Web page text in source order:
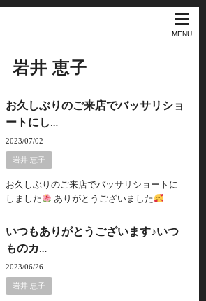
MENU
岩井 恵子
お久しぶりのご来店でバッサリショ
ートにし…
2023/07/02
岩井 恵子
お久しぶりのご来店でバッサリショートに
しました
ありがとうございました
いつもありがとうございます♪いつ
ものカ…
2023/06/26
岩井 恵子